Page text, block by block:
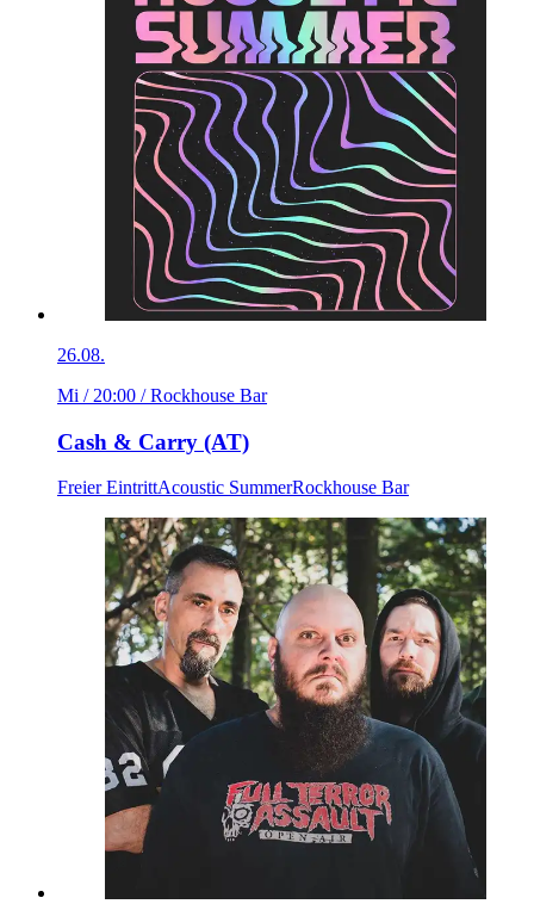
26.08.
Mi / 20:00 / Rockhouse Bar
Cash & Carry (AT)
Freier EintrittAcoustic SummerRockhouse Bar